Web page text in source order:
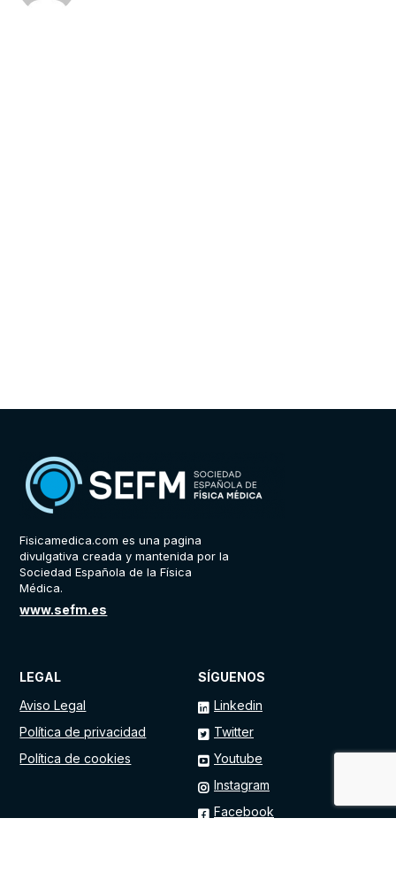
Fisicamedica.com es una pagina
divulgativa creada y mantenida por la
Sociedad Española de la Física
Médica.
www.sefm.es
SÍGUENOS
Linkedin
Twitter
Youtube
Instagram
Facebook
LEGAL
Aviso Legal
Política de privacidad
Política de cookies